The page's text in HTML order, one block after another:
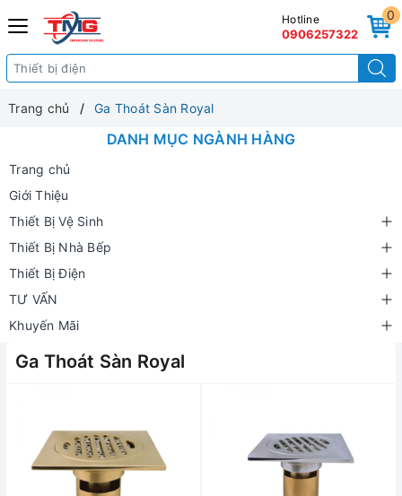
0
Hotline
0906257322
Trang chủ Ga Thoát Sàn Royal
DANH MỤC NGÀNH HÀNG
Trang chủ
Giới Thiệu
Thiết Bị Vệ Sinh
Thiết Bị Nhà Bếp
Thiết Bị Điện
TƯ VẤN
Khuyến Mãi
Ga Thoát Sàn Royal